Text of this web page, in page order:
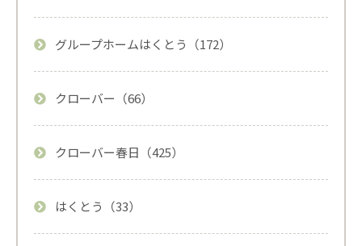
グループホームはくとう（172）
クローバー（66）
クローバー春日（425）
はくとう（33）